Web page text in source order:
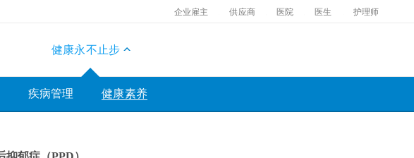
企业雇主 供应商 医院 医生 护理师
健康永不止步
疾病管理 健康素养